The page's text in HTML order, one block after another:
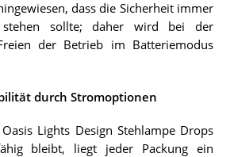
dass die Sicherheit immer
sollte; daher wird bei der
der Betrieb im Batteriemodus
durch Stromoptionen
Lights Design Stehlampe Drops
bleibt, liegt jeder Packung ein